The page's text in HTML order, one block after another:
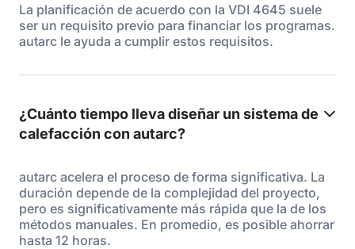
La planificación de acuerdo con la VDI 4645 suele
ser un requisito previo para financiar los programas.
autarc le ayuda a cumplir estos requisitos.
¿Cuánto tiempo lleva diseñar un sistema de
calefacción con autarc?
autarc acelera el proceso de forma significativa. La
duración depende de la complejidad del proyecto,
pero es significativamente más rápida que la de los
métodos manuales. En promedio, es posible ahorrar
hasta 12 horas.